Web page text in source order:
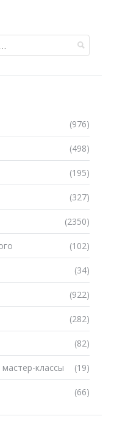
(976)
(498)
(195)
(327)
(2350)
(102)
(34)
(922)
(282)
(82)
(19)
классы
(66)